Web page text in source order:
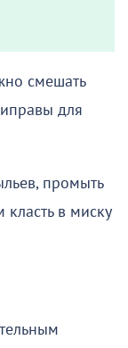
смешать
для
промыть
класть в миску